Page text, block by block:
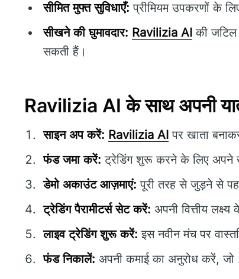
सीमित मुफ्त सुविधाएँ: प्रीमियम उपकरणों के
सीखने की घुमावदार: Ravilizia AI की जटिल
सकती हैं।
Ravilizia AI के साथ अपनी
साइन अप करें: Ravilizia AI पर खाता
फंड जमा करें: ट्रेडिंग शुरू करने के लिए अपने
डेमो अकाउंट आज़माएं: पूरी तरह से जुड़ने से
ट्रेडिंग पैरामीटर्स सेट करें: अपनी वित्तीय
लाइव ट्रेडिंग शुरू करें: इस नवीन मंच पर
फंड निकालें: अपनी कमाई का अनुरोध करें, जो